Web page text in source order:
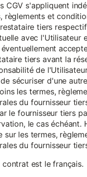
CGV s'appliquent
règlements et
tiers
avec l'Utilisateur
tiers avant la
de
sécuriser d'une
les termes,
du fournisseur
le fournisseur tiers
le cas échéant.
sur les termes,
du fournisseur
contrat est le français.